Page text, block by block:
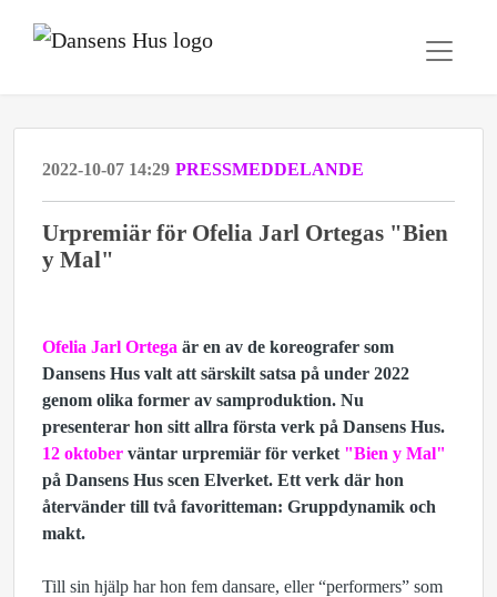
2022-10-07 14:29 PRESSMEDDELANDE
Urpremiär för Ofelia Jarl Ortegas "Bien
y Mal"
Ofelia Jarl Ortega är en av de koreografer som
Dansens Hus valt att särskilt satsa på under 2022
genom olika former av samproduktion. Nu
presenterar hon sitt allra första verk på Dansens Hus.
12 oktober väntar urpremiär för verket "Bien y Mal"
på Dansens Hus scen Elverket. Ett verk där hon
återvänder till två favoritteman: Gruppdynamik och
makt.
Till sin hjälp har hon fem dansare, eller “performers” som